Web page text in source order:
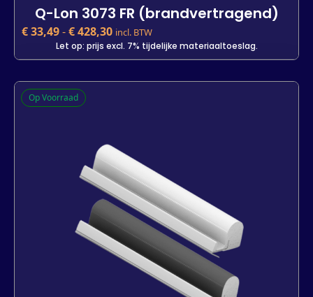
Q-Lon 3073 FR (brandvertragend)
€33,49-€428,30 incl. BTW
Let op: prijs excl. 7% tijdelijke materiaaltoeslag.
Q-Lon 3073 FR (brandvertragend)
€33,49 incl. BTW
7 m 25 m 300 m
- +
In winkelwagen
Op Voorraad